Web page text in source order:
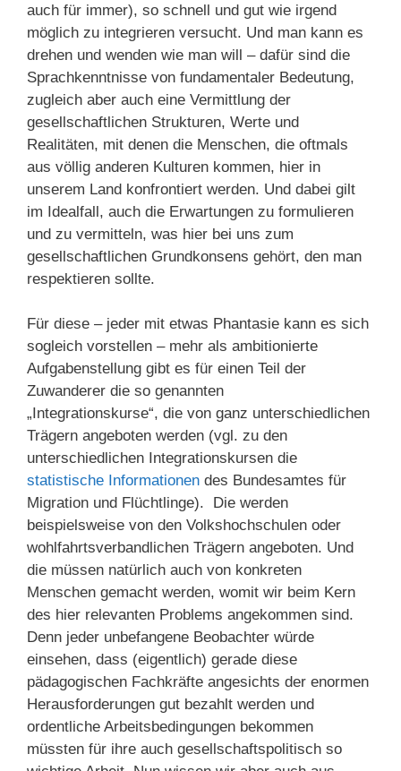
auch für immer), so schnell und gut wie irgend
möglich zu integrieren versucht. Und man kann es
drehen und wenden wie man will – dafür sind die
Sprachkenntnisse von fundamentaler Bedeutung,
zugleich aber auch eine Vermittlung der
gesellschaftlichen Strukturen, Werte und
Realitäten, mit denen die Menschen, die oftmals
aus völlig anderen Kulturen kommen, hier in
unserem Land konfrontiert werden. Und dabei gilt
im Idealfall, auch die Erwartungen zu formulieren
und zu vermitteln, was hier bei uns zum
gesellschaftlichen Grundkonsens gehört, den man
respektieren sollte.
Für diese – jeder mit etwas Phantasie kann es sich
sogleich vorstellen – mehr als ambitionierte
Aufgabenstellung gibt es für einen Teil der
Zuwanderer die so genannten
„Integrationskurse“, die von ganz unterschiedlichen
Trägern angeboten werden (vgl. zu den
unterschiedlichen Integrationskursen die
statistische Informationen des Bundesamtes für
Migration und Flüchtlinge). Die werden
beispielsweise von den Volkshochschulen oder
wohlfahrtsverbandlichen Trägern angeboten. Und
die müssen natürlich auch von konkreten
Menschen gemacht werden, womit wir beim Kern
des hier relevanten Problems angekommen sind.
Denn jeder unbefangene Beobachter würde
einsehen, dass (eigentlich) gerade diese
pädagogischen Fachkräfte angesichts der enormen
Herausforderungen gut bezahlt werden und
ordentliche Arbeitsbedingungen bekommen
müssten für ihre auch gesellschaftspolitisch so